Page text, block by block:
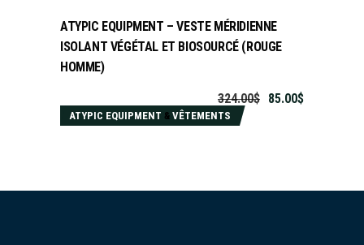
ATYPIC EQUIPMENT – VESTE MÉRIDIENNE
ISOLANT VÉGÉTAL ET BIOSOURCÉ (ROUGE
HOMME)
324.00$ 85.00$
ATYPIC EQUIPMENT & VÊTEMENTS